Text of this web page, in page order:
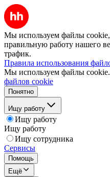
Мы используем файлы cookie,
правильную работу нашего
трафик.
Правила использования
Мы используем файлы cookie.
файлов cookie
Понятно
Ищу работу
Ищу работу
Ищу работу
Ищу сотрудника
Сервисы
Помощь
Ещё